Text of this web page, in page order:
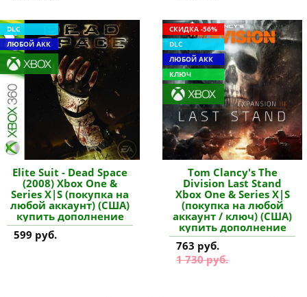
DLC
ЛЮБОЙ АКК
Elite Suit - Dead Space
(2008) Xbox One &
Series X|S (покупка на
любой аккаунт) (США)
купить дополнение
599 руб.
СКИДКА -56%
DLC
ЛЮБОЙ АКК
КЛЮЧ
Tom Clancy's The
Division Last Stand
Xbox One & Series X|S
(покупка на любой
аккаунт / ключ) (США)
купить дополнение
763 руб.
1 730 руб.